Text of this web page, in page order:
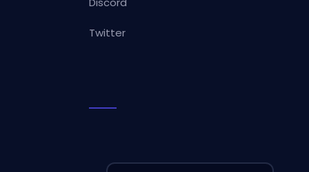
Twitter